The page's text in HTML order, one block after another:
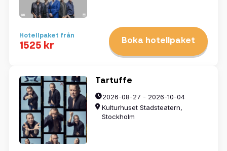
Hotellpaket från
1525 kr Boka hotellpaket
Tartuffe
2026-08-27 - 2026-10-04
Kulturhuset Stadsteatern,
Stockholm